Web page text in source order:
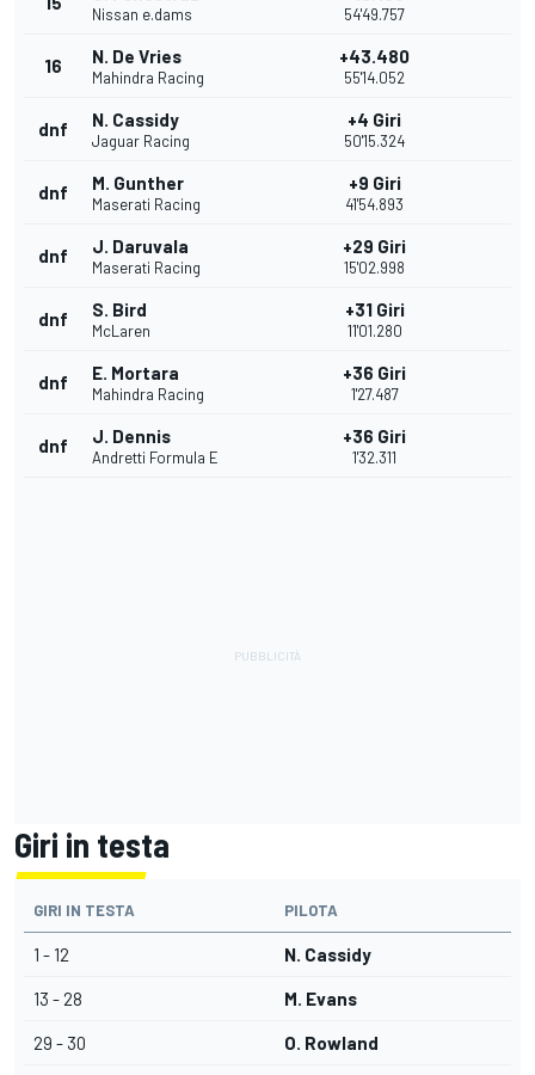
Nissan e.dams 54'49.757
16 N. De Vries
Mahindra Racing
+43.480
55'14.052
dnf N. Cassidy
Jaguar Racing
+4 Giri
50'15.324
dnf M. Gunther
Maserati Racing
+9 Giri
41'54.893
dnf J. Daruvala
Maserati Racing
+29 Giri
15'02.998
dnf S. Bird
McLaren
+31 Giri
11'01.280
dnf E. Mortara
Mahindra Racing
+36 Giri
1'27.487
dnf J. Dennis
Andretti Formula E
+36 Giri
1'32.311
Giri in testa
GIRI IN TESTA PILOTA
1 - 12 N. Cassidy
13 - 28 M. Evans
29 - 30 O. Rowland